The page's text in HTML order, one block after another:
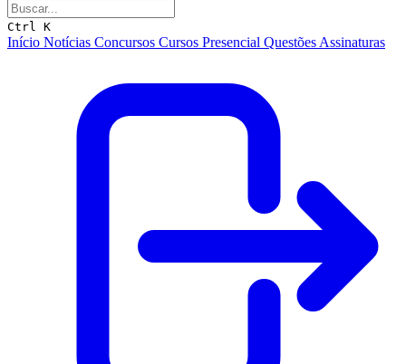
Ctrl K
Início Notícias Concursos Cursos Presencial Questões Assinaturas